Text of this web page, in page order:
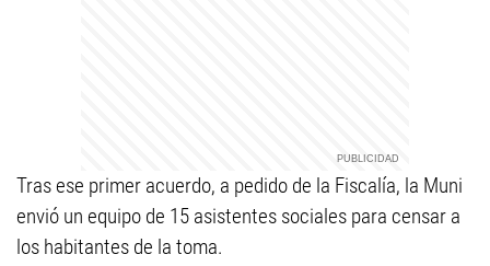
Tras ese primer acuerdo, a pedido de la Fiscalía, la Muni
envió un equipo de 15 asistentes sociales para censar a
los habitantes de la toma.